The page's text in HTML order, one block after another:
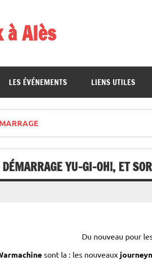
à Alès
LES ÉVÉNEMENTS LIENS UTILES
YU-GI-OH!, ET
Du nouveau pour
sont la : les nouveaux